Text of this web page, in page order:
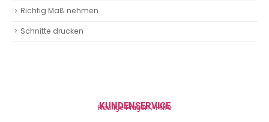
Richtig Maß nehmen
Schnitte drucken
KUNDENSERVICE
Häufige Fragen / Hilfe